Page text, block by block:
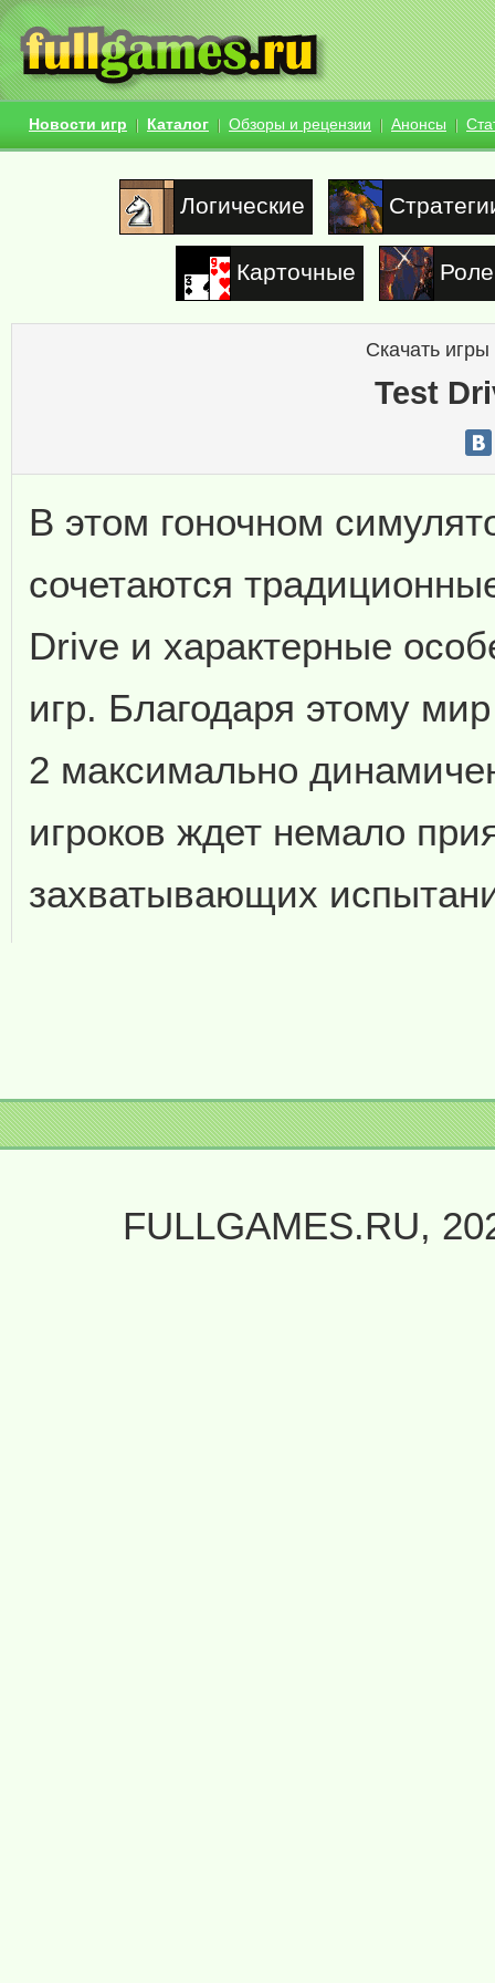
Новости игр Каталог Обзоры и рецензии Анонсы
Логические
Карточные
Скачать
Test
В этом гоночном
сочетаются
Drive и характерные
игр. Благодаря этому
2 максимально
игроков ждет немало
захватывающих
FULLGAMES.RU,